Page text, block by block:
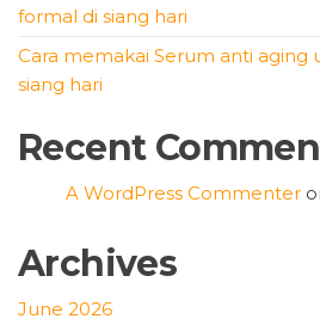
formal di siang hari
Cara memakai Serum anti aging
siang hari
Recent
A WordPress Commenter
Archives
June 2026